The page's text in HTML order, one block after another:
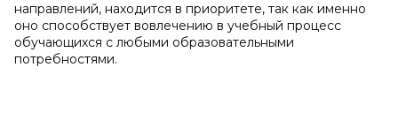
направлений, находится в приоритете, так как именно
оно способствует вовлечению в учебный процесс
обучающихся с любыми образовательными
потребностями.